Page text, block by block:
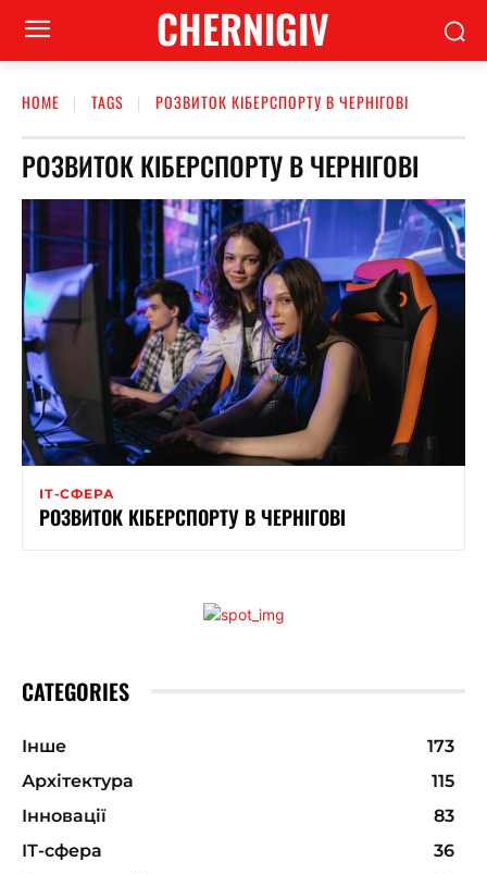
CHERNIGIV
HOME TAGS РОЗВИТОК КІБЕРСПОРТУ В ЧЕРНІГОВІ
РОЗВИТОК КІБЕРСПОРТУ В ЧЕРНІГОВІ
ІТ-СФЕРА
РОЗВИТОК КІБЕРСПОРТУ В ЧЕРНІГОВІ
CATEGORIES
Інше
173
Архітектура
115
Інновації
83
ІТ-сфера
36